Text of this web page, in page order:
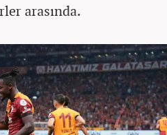
arasında.